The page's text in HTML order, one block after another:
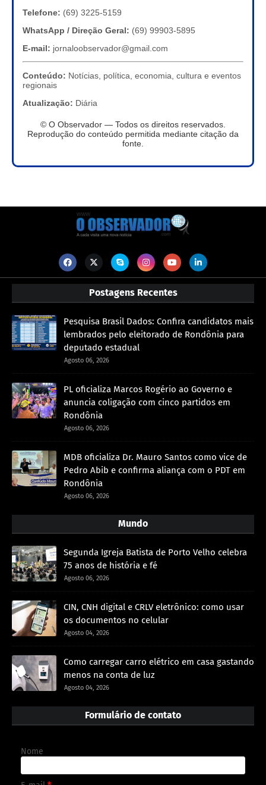
Telefone: (69) 3225-5159
WhatsApp / Direção Geral: (69) 99903-5895
E-mail: jornaloobservador@gmail.com
Conteúdo: Notícias, política, economia, cultura e eventos
regionais
Atualização: Diária
© O Observador — Todos os direitos reservados.
Reprodução do conteúdo permitida mediante citação da
fonte.
Postagens Recentes
Pesquisa Brasil Dados: Confira candidatos mais
lembrados pelo eleitorado de Rondônia para
deputado estadual
Agosto 06, 2026
PL oficializa Marcos Rogério ao Governo e
anuncia coligação com cinco partidos em
Rondônia
Agosto 06, 2026
MDB oficializa Dr. Mauro Santos como vice de
Pedro Abib e confirma aliança com o PDT em
Rondônia
Agosto 06, 2026
Mundo
Segunda Igreja Batista de Porto Velho celebra
75 anos de história e fé
Agosto 06, 2026
CIN, CNH digital e CRLV eletrônico: como usar
os documentos no celular
Agosto 04, 2026
Como carregar carro elétrico em casa gastando
menos na conta de luz
Agosto 04, 2026
Formulário de contato
Nome